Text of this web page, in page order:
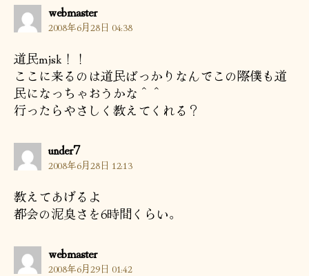
webmasterの
発
言:
2008年6月28日 04:38
道民mjsk！！
ここに来るのは道民ばっかりなんでこの際僕も道
民になっちゃおうかな＾＾
行ったらやさしく教えてくれる？
under7の
発
言:
2008年6月28日 12:13
教えてあげるよ
都会の泥臭さを6時間くらい。
webmasterの
発
2008年6月29日 01:42